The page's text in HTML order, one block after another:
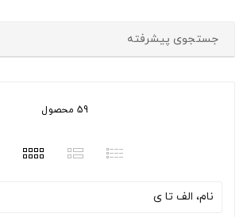
جستجوی پیشرفته
59 محصول
نام، الف تا ی